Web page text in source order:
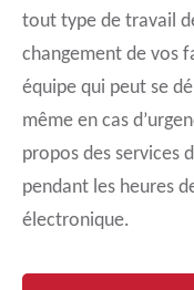
tout type de travail
changement de vos
équipe qui peut se
même en cas
propos des services
pendant les heures
électronique.